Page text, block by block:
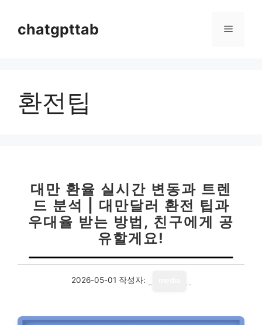
chatgpttab 메
환전팁
대만 환율 실시간 변동과 트렌
드 분석 | 대만달러 환전 팁과
우대율 받는 방법, 친구에게 공
유할게요!
2026-05-01 작성자: